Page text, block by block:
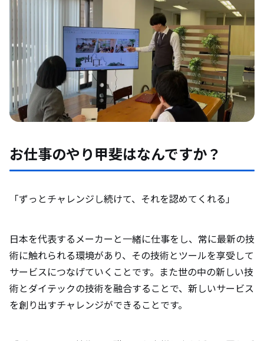
お仕事のやり甲斐はなんですか？
「ずっとチャレンジし続けて、それを認めてくれる」
日本を代表するメーカーと一緒に仕事をし、常に最新の技
術に触れられる環境があり、その技術とツールを享受して
サービスにつなげていくことです。また世の中の新しい技
術とダイテックの技術を融合することで、新しいサービス
を創り出すチャレンジができることです。